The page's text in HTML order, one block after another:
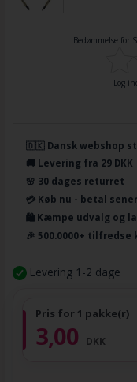
Bedømmelse for
Log
🇩🇰 Dansk webshop
🚚 Levering fra 29 DKK
🌸 30 dages returret
💳 Køb nu - betal
🛍️ Kæmpe udvalg og
🎉 500.0000+ tilfredse
Levering 1-2 dage
Pris for 1 pakke(r)
3,00 DKK